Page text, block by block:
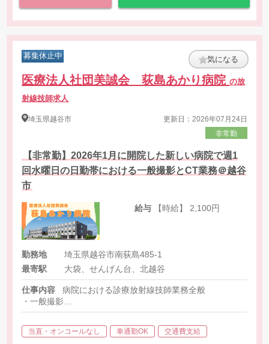
募集休止中 気になる
医療法人社団美誠会 荻島あかり病院の放
射線技師求人
埼玉県越谷市
更新日：2026年07月24日
非常勤
【非常勤】2026年1月に開院した新しい病院で週1
回水曜日の日勤帯における一般撮影とCT業務＠越谷
市
給与 【時給】 2,100円
勤務地
埼玉県越谷市南荻島485-1
最寄駅
大袋、せんげん台、北越谷
仕事内容
病院における診療放射線技師業務全般
・一般撮影
当直・オンコールなし 車通勤OK 交通費支給